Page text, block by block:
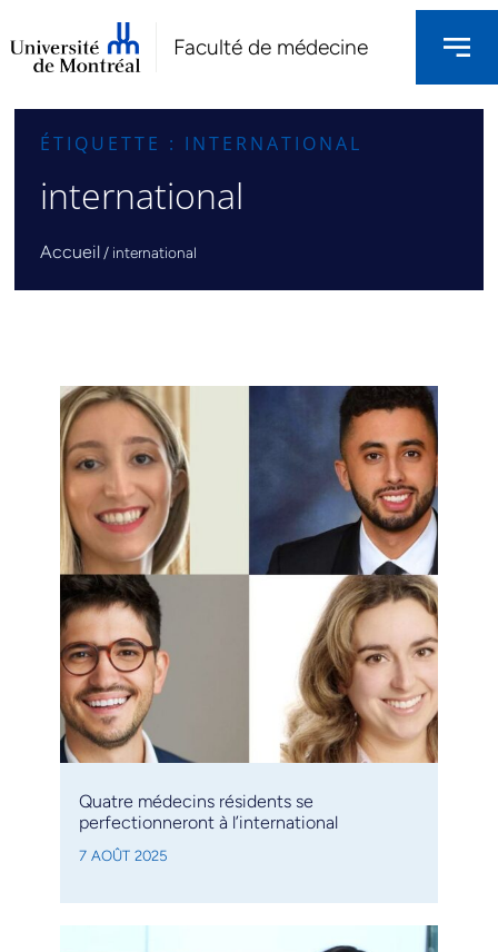
Faculté de médecine
ÉTIQUETTE : INTERNATIONAL
international
Accueil / international
Quatre médecins résidents se
perfectionneront à l’international
7 AOÛT 2025